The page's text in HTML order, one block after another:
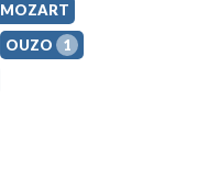
MOZART
OUZO
1